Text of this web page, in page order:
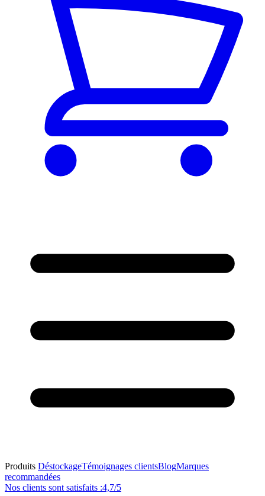
Produits DéstockageTémoignages clientsBlogMarques
recommandées
Nos clients sont satisfaits :4,7/5